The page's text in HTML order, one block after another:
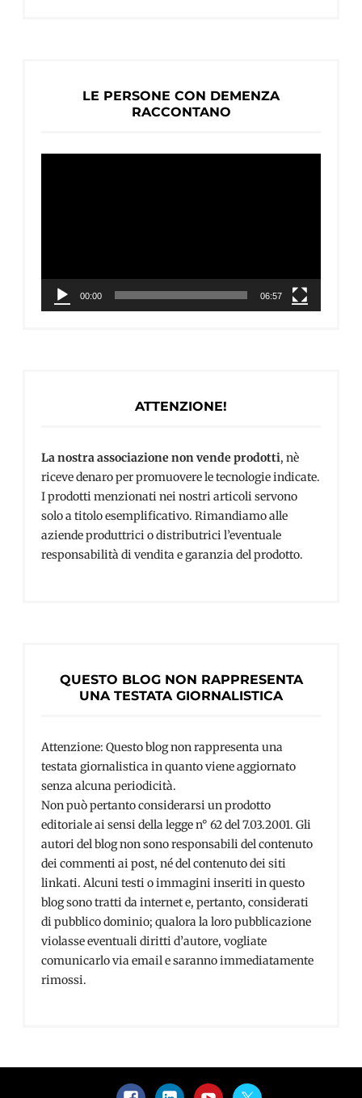
LE PERSONE CON DEMENZA
RACCONTANO
00:00 06:57
ATTENZIONE!
La nostra associazione non vende prodotti, nè
riceve denaro per promuovere le tecnologie indicate.
I prodotti menzionati nei nostri articoli servono
solo a titolo esemplificativo. Rimandiamo alle
aziende produttrici o distributrici l’eventuale
responsabilità di vendita e garanzia del prodotto.
QUESTO BLOG NON RAPPRESENTA
UNA TESTATA GIORNALISTICA
Attenzione: Questo blog non rappresenta una
testata giornalistica in quanto viene aggiornato
senza alcuna periodicità.
Non può pertanto considerarsi un prodotto
editoriale ai sensi della legge n° 62 del 7.03.2001. Gli
autori del blog non sono responsabili del contenuto
dei commenti ai post, né del contenuto dei siti
linkati. Alcuni testi o immagini inseriti in questo
blog sono tratti da internet e, pertanto, considerati
di pubblico dominio; qualora la loro pubblicazione
violasse eventuali diritti d’autore, vogliate
comunicarlo via email e saranno immediatamente
rimossi.